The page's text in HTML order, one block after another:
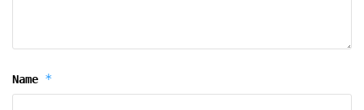
Name *